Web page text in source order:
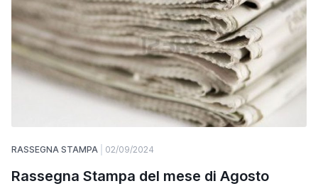
RASSEGNA STAMPA 02/09/2024
Rassegna Stampa del mese di Agosto